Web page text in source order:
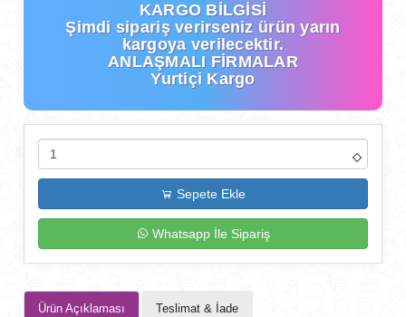
KARGO BİLGİSİ
Şimdi sipariş verirseniz ürün yarın
kargoya verilecektir.
ANLAŞMALI FİRMALAR
Yurtiçi Kargo
Sepete Ekle
Whatsapp İle Sipariş
Ürün Açıklaması Teslimat & İade